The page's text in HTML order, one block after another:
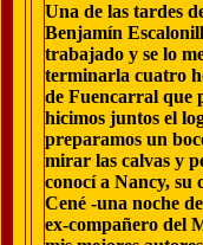
Una de las tardes
Benjamín
trabajado y se lo
terminarla cuatro
de Fuencarral que
hicimos juntos el
preparamos un
mirar las calvas y
conocí a Nancy, su
Cené -una noche
ex-compañero del